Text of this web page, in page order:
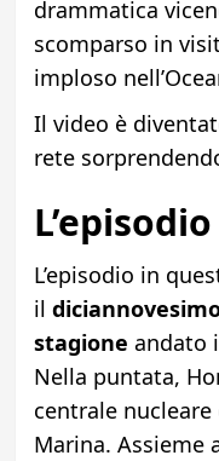
drammatica
scomparso in
imploso
Il video è
rete
L’episodio in
il
stagione andato
Nella puntata,
centrale
Marina. Assieme